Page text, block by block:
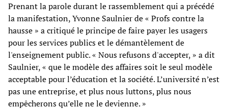
Prenant la parole durant le rassemblement qui a précédé
la manifestation, Yvonne Saulnier de « Profs contre la
hausse » a critiqué le principe de faire payer les usagers
pour les services publics et le démantèlement de
l'enseignement public. « Nous refusons d'accepter, » a dit
Saulnier, « que le modèle des affaires soit le seul modèle
acceptable pour l’éducation et la société. L’université n’est
pas une entreprise, et plus nous luttons, plus nous
empêcherons qu’elle ne le devienne. »